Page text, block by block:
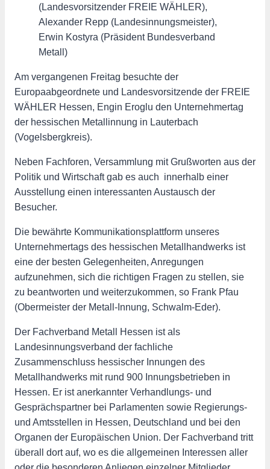
(Landesvorsitzender FREIE WÄHLER),
Alexander Repp (Landesinnungsmeister),
Erwin Kostyra (Präsident Bundesverband
Metall)
Am vergangenen Freitag besuchte der
Europaabgeordnete und Landesvorsitzende der FREIE
WÄHLER Hessen, Engin Eroglu den Unternehmertag
der hessischen Metallinnung in Lauterbach
(Vogelsbergkreis).
Neben Fachforen, Versammlung mit Grußworten aus der
Politik und Wirtschaft gab es auch innerhalb einer
Ausstellung einen interessanten Austausch der
Besucher.
Die bewährte Kommunikationsplattform unseres
Unternehmertags des hessischen Metallhandwerks ist
eine der besten Gelegenheiten, Anregungen
aufzunehmen, sich die richtigen Fragen zu stellen, sie
zu beantworten und weiterzukommen, so Frank Pfau
(Obermeister der Metall-Innung, Schwalm-Eder).
Der Fachverband Metall Hessen ist als
Landesinnungsverband der fachliche
Zusammenschluss hessischer Innungen des
Metallhandwerks mit rund 900 Innungsbetrieben in
Hessen. Er ist anerkannter Verhandlungs- und
Gesprächspartner bei Parlamenten sowie Regierungs-
und Amtsstellen in Hessen, Deutschland und bei den
Organen der Europäischen Union. Der Fachverband tritt
überall dort auf, wo es die allgemeinen Interessen aller